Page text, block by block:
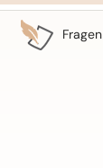
Fragen